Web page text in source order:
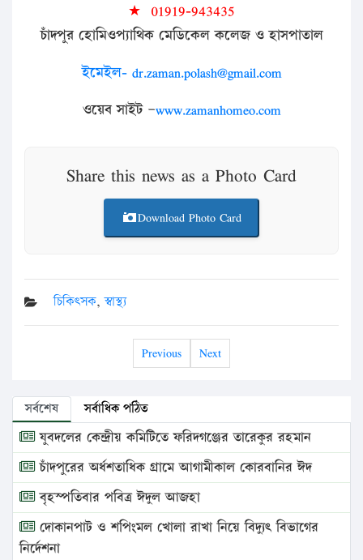
★ 01919-943435
চাঁদপুর হোমিওপ্যাথিক মেডিকেল কলেজ ও হাসপাতাল
ইমেইল- dr.zaman.polash@gmail.com
ওয়েব সাইট–www.zamanhomeo.com
Share this news as a Photo Card
Download Photo Card
চিকিৎসক,স্বাস্থ্য
Previous Next
সর্বশেষ সর্বাধিক পঠিত
যুবদলের কেন্দ্রীয় কমিটিতে ফরিদগঞ্জের তারেকুর রহমান
চাঁদপুরের অর্ধশতাধিক গ্রামে আগামীকাল কোরবানির ঈদ
বৃহস্পতিবার পবিত্র ঈদুল আজহা
দোকানপাট ও শপিংমল খোলা রাখা নিয়ে বিদ্যুৎ বিভাগের
নির্দেশনা